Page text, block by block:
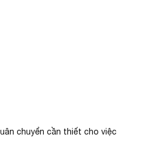
chuyển cần thiết cho việc